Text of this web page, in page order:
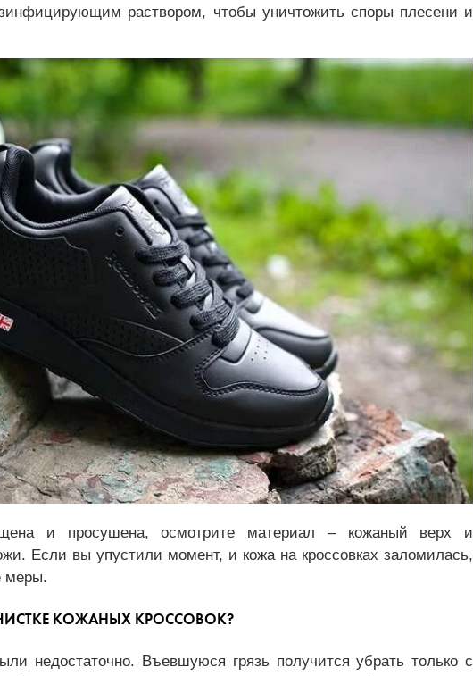
раствором, чтобы уничтожить споры плесени и
и просушена, осмотрите материал – кожаный верх и
Если вы упустили момент, и кожа на кроссовках заломилась,
меры.
КОЖАНЫХ КРОССОВОК?
недостаточно. Въевшуюся грязь получится убрать только с